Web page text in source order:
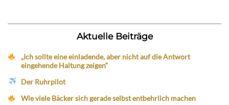
Aktuelle Beiträge
„Ich sollte eine einladende, aber nicht auf die Antwort
eingehende Haltung zeigen“
Der Ruhrpilot
Wie viele Bäcker sich gerade selbst entbehrlich machen